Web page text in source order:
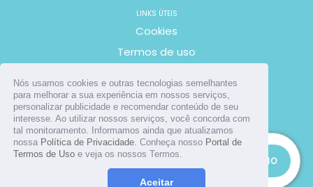
Nós usamos cookies e outras tecnologias semelhantes
para melhorar a sua experiência em nossos serviços,
personalizar publicidade e recomendar conteúdo de seu
interesse. Ao utilizar nossos serviços, você concorda com
tal monitoramento. Informamos ainda que atualizamos
nossa Política de Privacidade . Conheça nosso Portal de
Termos de Uso e veja os nossos Termos.
Aceitar
RESTAM APENAS8
ADICIONAR AO CARRINHO
LINKS ÚTEIS
Cookies
Termos de uso
ASSINE NOSSA NEWSLETTER
ME INSCREVER
Girardini Farmácia de Manipulação